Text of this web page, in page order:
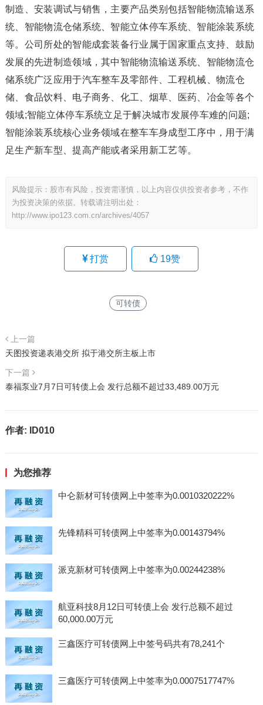
制造、安装调试与销售，主要产品类别包括智能物流输送系
统、智能物流仓储系统、智能立体停车系统、智能涂装系统
等。公司所处的智能成套装备行业属于国家重点支持、鼓励
发展的先进制造领域，其中智能物流输送系统、智能物流仓
储系统广泛应用于汽车整车及零部件、工程机械、物流仓
储、食品饮料、电子商务、化工、烟草、医药、冶金等各个
领域;智能立体停车系统立足于解决城市发展停车难的问题;
智能涂装系统核心业务领域在整车车身成型工序中，用于满
足生产新车型、提高产能或者采用新工艺等。
风险提示：股市有风险，投资需谨慎，以上内容仅供投资者参考，不作
为投资决策的依据。转载请注明出处：
http://www.ipo123.com.cn/archives/4057
打赏 19赞
可转债
上一篇
天图投资递表港交所 拟于港交所主板上市
下一篇
泰福泵业7月7日可转债上会 发行总额不超过33,489.00万元
作者: ID010
为您推荐
中仑新材可转债网上中签率为0.0010320222%
先锋精科可转债网上中签率为0.00143794%
派克新材可转债网上中签率为0.00244238%
航亚科技8月12日可转债上会 发行总额不超过
60,000.00万元
三鑫医疗可转债网上中签号码共有78,241个
三鑫医疗可转债网上中签率为0.0007517747%